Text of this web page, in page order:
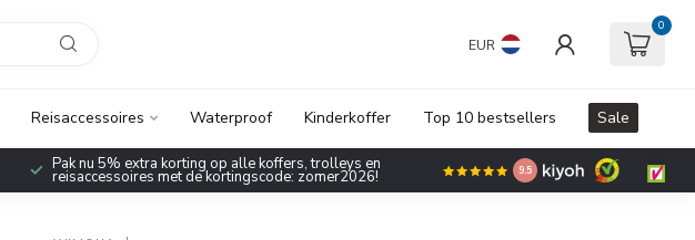
EUR
0
Reisaccessoires Waterproof Kinderkoffer Top 10 bestsellers Sale
Pak nu 5% extra korting op alle koffers, trolleys en
reisaccessoires met de kortingscode: zomer2026! 9.5